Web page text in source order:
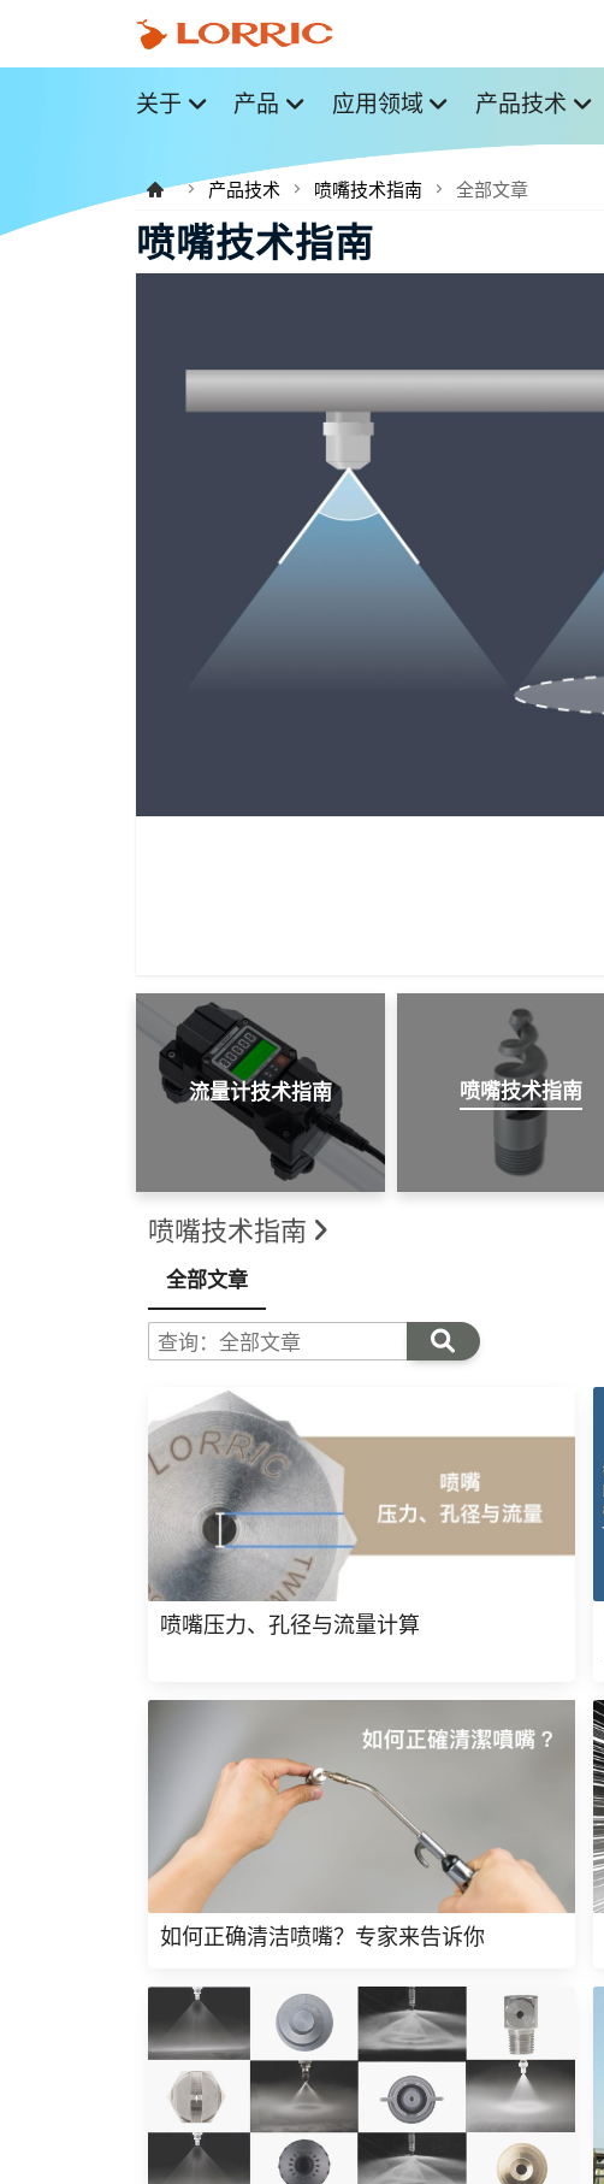
关于 产品 应用领域 产品技术
产品技术 喷嘴技术指南 全部文章
喷嘴技术指南
流量计技术指南 喷嘴技术指南
喷嘴技术指南
全部文章
查询：全部文章
喷嘴压力、孔径与流量计算
如何正确清洁喷嘴？专家来告诉你